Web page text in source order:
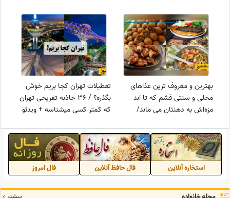
بهترین و معروف ترین غذاهای
محلی و سنتی قشم که تا ابد
مزه‌اش به دهنتان می ماند/
تست کنید+ عکس
تعطیلات تهران کجا بریم خوش
بگذره؟ / 36 جاذبه‌ تفریحی تهران
که کمتر کسی میشناسه + ویدئو
استخاره آنلاین فال حافظ آنلاین فال امروز